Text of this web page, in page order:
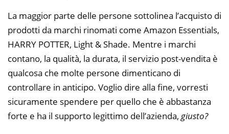
La maggior parte delle persone sottolinea l’acquisto di
prodotti da marchi rinomati come Amazon Essentials,
HARRY POTTER, Light & Shade. Mentre i marchi
contano, la qualità, la durata, il servizio post-vendita è
qualcosa che molte persone dimenticano di
controllare in anticipo. Voglio dire alla fine, vorresti
sicuramente spendere per quello che è abbastanza
forte e ha il supporto legittimo dell’azienda, giusto?